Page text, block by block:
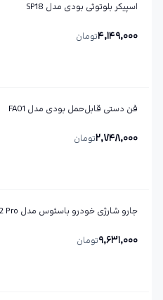
اسپیکر بلوتوثی بودی مدل SP18
4,149,000تومان
فن دستی قابل‌حمل بودی مدل FA01
2,748,000تومان
جارو شارژی خودرو باسئوس مدل A2 Pro
9,631,000تومان